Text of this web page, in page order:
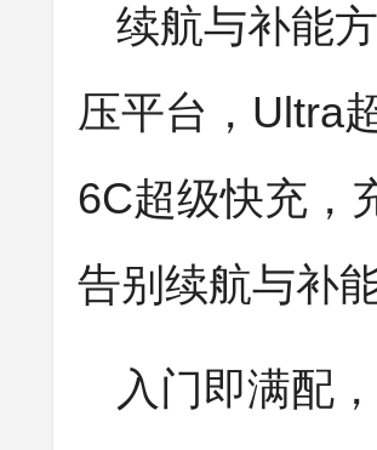
续航与补能
压平台，Ultra
6C超级快充，
告别续航与补
入门即满配